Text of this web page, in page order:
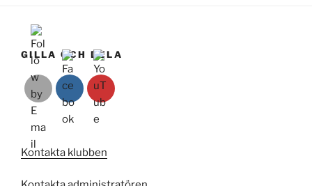
GILLA OCH DELA
Kontakta klubben